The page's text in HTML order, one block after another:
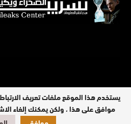
جميع الحقوق محفوظة © 2026
يستخدم هذا الموقع ملفات تعريف
موافق على هذا ، ولكن يمكنك إلغاء